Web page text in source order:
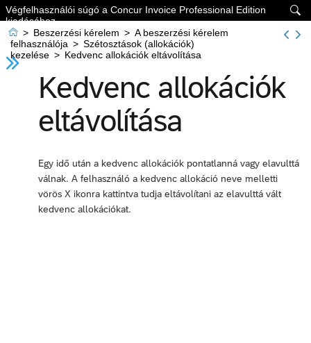

Végfelhasználói súgó a Concur Invoice Professional Edition
kiadásához
 > Beszerzési kérelem > A beszerzési kérelem
felhasználója > Szétosztások (allokációk)
kezelése > Kedvenc allokációk eltávolítása
Kedvenc allokációk
eltávolítása
Egy idő után a kedvenc allokációk pontatlanná vagy elavulttá
válnak. A felhasználó a kedvenc allokáció neve melletti
vörös X ikonra kattintva tudja eltávolítani az elavulttá vált
kedvenc allokációkat.